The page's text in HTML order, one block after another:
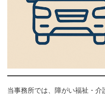
当事務所では、障がい福祉・介